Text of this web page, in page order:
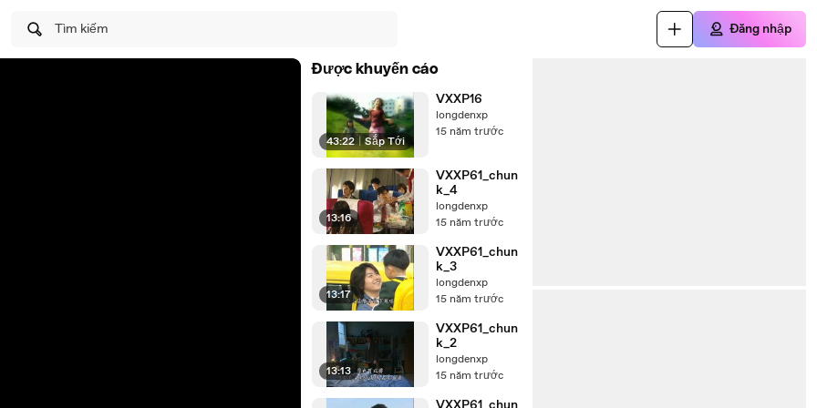
Tìm kiếm Đăng nhập
Được khuyến cáo
43:22 | Sắp Tới
VXXP16
longdenxp
15 năm trước
13:16
VXXP61_chun
k_4
longdenxp
15 năm trước
13:17
VXXP61_chun
k_3
longdenxp
15 năm trước
13:13
VXXP61_chun
k_2
longdenxp
15 năm trước